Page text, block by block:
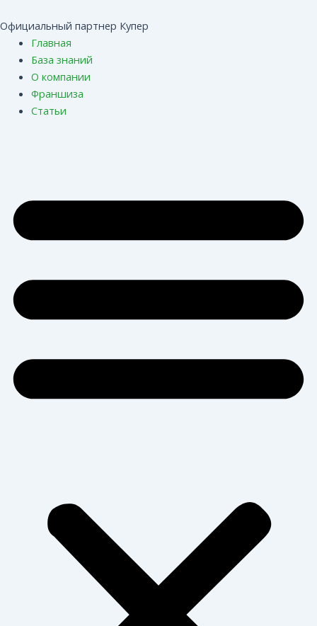
к
содержимому
Официальный партнер Купер
Главная
База знаний
О компании
Франшиза
Статьи
по
записям